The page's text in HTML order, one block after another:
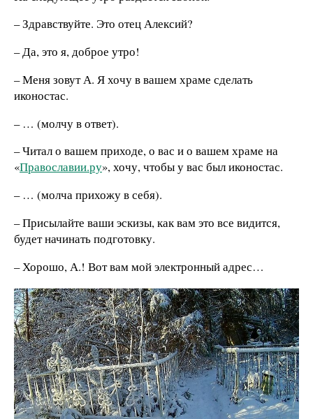
– Здравствуйте. Это отец Алексий?
– Да, это я, доброе утро!
– Меня зовут А. Я хочу в вашем храме сделать
иконостас.
– … (молчу в ответ).
– Читал о вашем приходе, о вас и о вашем храме на
«Православии.ру», хочу, чтобы у вас был иконостас.
– … (молча прихожу в себя).
– Присылайте ваши эскизы, как вам это все видится,
будет начинать подготовку.
– Хорошо, А.! Вот вам мой электронный адрес…